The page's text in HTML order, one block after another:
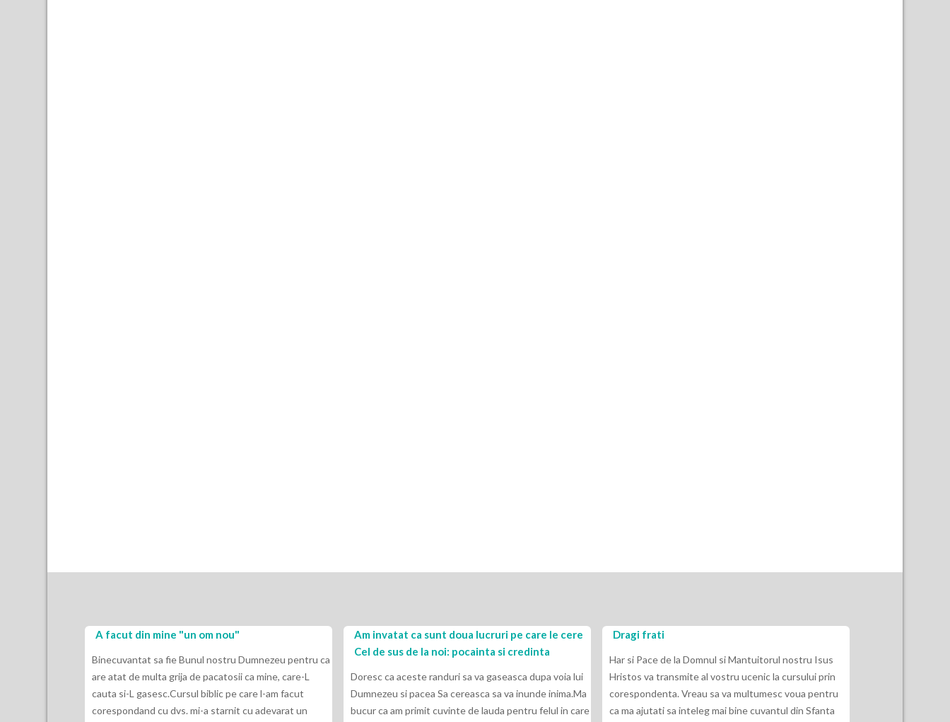
A facut din mine "un om nou"
Binecuvantat sa fie Bunul nostru Dumnezeu pentru ca
are atat de multa grija de pacatosii ca mine, care-L
cauta si-L gasesc.Cursul biblic pe care l-am facut
corespondand cu dvs. mi-a starnit cu adevarat un
Am invatat ca sunt doua lucruri pe care le cere
Cel de sus de la noi: pocainta si credinta
Doresc ca aceste randuri sa va gaseasca dupa voia lui
Dumnezeu si pacea Sa cereasca sa va inunde inima.Ma
bucur ca am primit cuvinte de lauda pentru felul in care
Dragi frati
Har si Pace de la Domnul si Mantuitorul nostru Isus
Hristos va transmite al vostru ucenic la cursului prin
corespondenta. Vreau sa va multumesc voua pentru
ca ma ajutati sa inteleg mai bine cuvantul din Sfanta